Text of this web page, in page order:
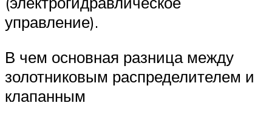
управление).
В чем основная разница между
золотниковым распределителем и
клапанным